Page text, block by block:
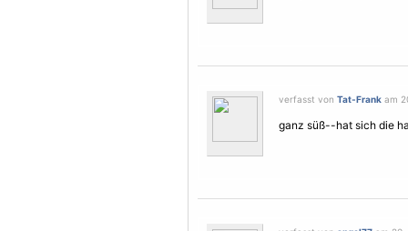
verfasst von Tat-Frank am
ganz süß--hat sich die